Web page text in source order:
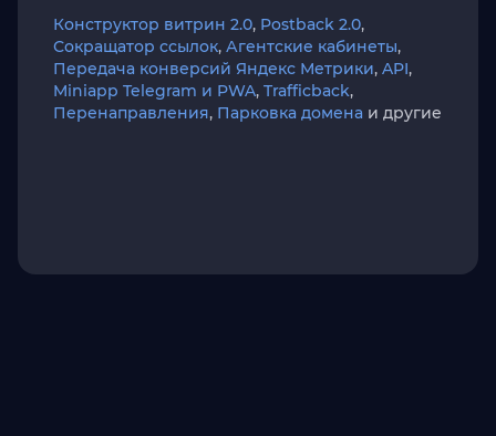
Конструктор витрин 2.0, Postback 2.0,
Сокращатор ссылок, Агентские кабинеты,
Передача конверсий Яндекс Метрики, API,
Miniapp Telegram и PWA, Trafficback,
Перенаправления, Парковка домена и другие